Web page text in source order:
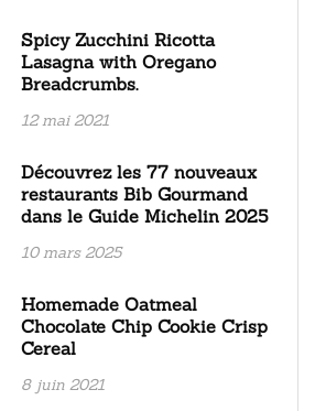
Spicy Zucchini Ricotta
Lasagna with Oregano
Breadcrumbs.
12 mai 2021
Découvrez les 77 nouveaux
restaurants Bib Gourmand
dans le Guide Michelin 2025
10 mars 2025
Homemade Oatmeal
Chocolate Chip Cookie Crisp
Cereal
8 juin 2021